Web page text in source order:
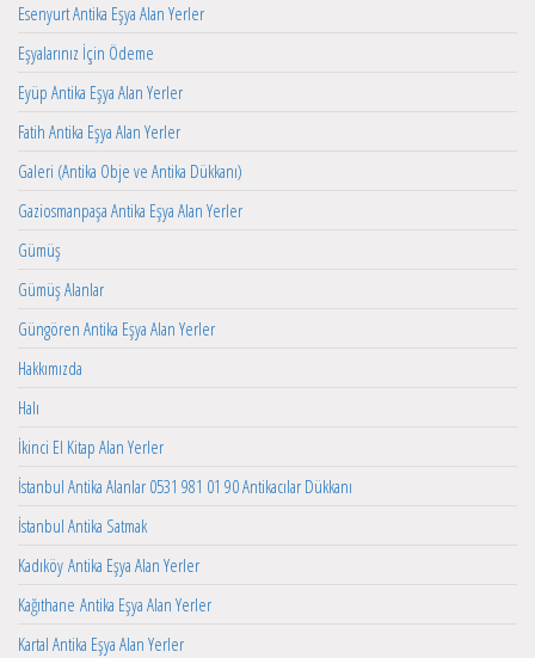
Esenyurt Antika Eşya Alan Yerler
Eşyalarınız İçin Ödeme
Eyüp Antika Eşya Alan Yerler
Fatih Antika Eşya Alan Yerler
Galeri (Antika Obje ve Antika Dükkanı)
Gaziosmanpaşa Antika Eşya Alan Yerler
Gümüş
Gümüş Alanlar
Güngören Antika Eşya Alan Yerler
Hakkımızda
Halı
İkinci El Kitap Alan Yerler
İstanbul Antika Alanlar 0531 981 01 90 Antikacılar Dükkanı
İstanbul Antika Satmak
Kadıköy Antika Eşya Alan Yerler
Kağıthane Antika Eşya Alan Yerler
Kartal Antika Eşya Alan Yerler